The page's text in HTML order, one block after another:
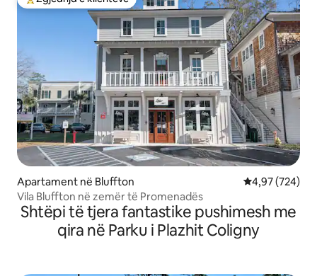
Më të mirat e zgjedhjeve të klientëve
Apartament në Bluffton Vlerësimi
4,97 (724)
Vila Bluffton në zemër të Promenadës
Shtëpi të tjera fantastike pushimesh me
qira në Parku i Plazhit Coligny